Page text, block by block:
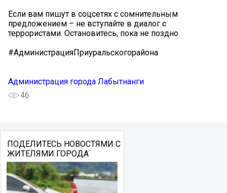
Если вам пишут в соцсетях с сомнительным
предложением – не вступайте в диалог с
террористами. Остановитесь, пока не поздно.
#АдминистрацияПриуральскогорайона
Администрация города Лабытнанги
46
ПОДЕЛИТЕСЬ НОВОСТЯМИ С
ЖИТЕЛЯМИ ГОРОДА